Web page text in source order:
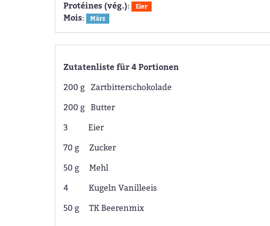
Protéines (vég.): Eier
Mois: März
Zutatenliste für 4 Portionen
200 g Zartbitterschokolade
200 g Butter
3 Eier
70 g Zucker
50 g Mehl
4 Kugeln Vanilleeis
50 g TK Beerenmix